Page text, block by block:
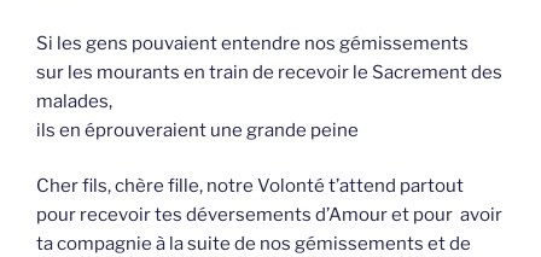
Si les gens pouvaient entendre nos gémissements
sur les mourants en train de recevoir le Sacrement des
malades,
ils en éprouveraient une grande peine
Cher fils, chère fille, notre Volonté t’attend partout
pour recevoir tes déversements d’Amour et pour avoir
ta compagnie à la suite de nos gémissements et de